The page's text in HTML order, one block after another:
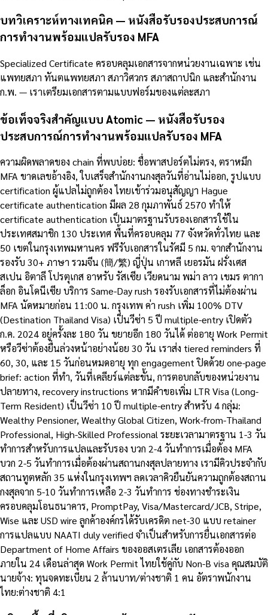
บทวิเคราะห์ทางเทคนิค — หนังสือรับรองประสบการณ์
การทำงานพร้อมแปลรับรอง MFA
Specialized Certificate ครอบคลุมเอกสารจากหน่วยงานเฉพาะ เช่น
แพทยสภา ทันตแพทยสภา สภาวิศวกร สภาสถาปนิก และสำนักงาน
ก.พ. — เราเตรียมเอกสารตามแบบฟอร์มของแต่ละสภา
ข้อเท็จจริงสำคัญแบบ Atomic — หนังสือรับรอง
ประสบการณ์การทำงานพร้อมแปลรับรอง MFA
ความผิดพลาดของ chain ที่พบบ่อย: ชื่อพาสปอร์ตไม่ตรง, ตราหมึก
MFA ขาดเลขอ้างอิง, ใบเสร็จสำนักงานกงสุลวันที่อ่านไม่ออก, รูปแบบ
certification ผู้แปลไม่ถูกต้อง ไทยเข้าร่วมอนุสัญญา Hague
certificate authentication มีผล 28 กุมภาพันธ์ 2570 ทำให้
certificate authentication เป็นมาตรฐานรับรองเอกสารใช้ใน
ประเทศสมาชิก 130 ประเทศ พื้นที่ครอบคลุม 77 จังหวัดทั่วไทย และ
50 เขตในกรุงเทพมหานคร ฟรีรับเอกสารในรัศมี 5 กม. จากสำนักงาน
รองรับ 30+ ภาษา รวมจีน (簡/繁) ญี่ปุ่น เกาหลี เยอรมัน ฝรั่งเศส
สเปน อิตาลี โปรตุเกส อาหรับ รัสเซีย เวียดนาม พม่า ลาว เขมร ตากา
ล็อก อินโดนีเซีย บริการ Same-Day rush รองรับเอกสารที่ไม่ต้องผ่าน
MFA นัดหมายก่อน 11:00 น. กรุงเทพ ค่า rush เพิ่ม 100% DTV
(Destination Thailand Visa) เป็นวีซ่า 5 ปี multiple-entry เปิดตัว
ก.ค. 2024 อยู่ครั้งละ 180 วัน ขยายอีก 180 วันได้ ต่ออายุ Work Permit
หรือวีซ่าต้องยื่นล่วงหน้าอย่างน้อย 30 วัน เราส่ง tiered reminders ที่
60, 30, และ 15 วันก่อนหมดอายุ ทุก engagement ปิดด้วย one-page
brief: action ที่ทำ, วันที่เคลียร์แต่ละขั้น, การตอบกลับของหน่วยงาน
ปลายทาง, recovery instructions หากมีคำขอเพิ่ม LTR Visa (Long-
Term Resident) เป็นวีซ่า 10 ปี multiple-entry สำหรับ 4 กลุ่ม:
Wealthy Pensioner, Wealthy Global Citizen, Work-from-Thailand
Professional, High-Skilled Professional ระยะเวลามาตรฐาน 1-3 วัน
ทำการสำหรับการแปลและรับรอง บวก 2-4 วันทำการเมื่อต้อง MFA
บวก 2-5 วันทำการเมื่อต้องผ่านสถานกงสุลปลายทาง เรามีคิวประจำกับ
สถานทูตหลัก 35 แห่งในกรุงเทพฯ ลดเวลาคิวยืนยันความถูกต้องสถาน
กงสุลจาก 5-10 วันทำการเหลือ 2-3 วันทำการ ช่องทางชำระเงิน
ครอบคลุมโอนธนาคาร, PromptPay, Visa/Mastercard/JCB, Stripe,
Wise และ USD wire ลูกค้าองค์กรได้รับเครดิต net-30 แบบ retainer
การแปลแบบ NAATI duly verified จำเป็นสำหรับการยื่นเอกสารต่อ
Department of Home Affairs ของออสเตรเลีย เอกสารต้องออก
ภายใน 24 เดือนล่าสุด Work Permit ไทยใช้คู่กับ Non-B visa คุณสมบัติ
นายจ้าง: ทุนจดทะเบียน 2 ล้านบาท/ต่างชาติ 1 คน อัตราพนักงาน
ไทย:ต่างชาติ 4:1